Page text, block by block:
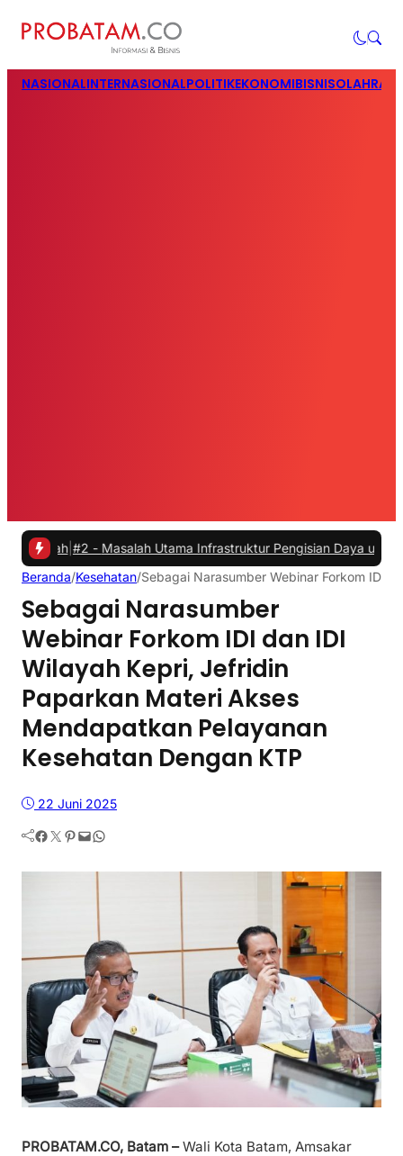
NASIONALINTERNASIONALPOLITIKEKONOMIBISNIS
#2 -Masalah Utama Infrastruktur Pengisian Daya untuk Mobil
Beranda/Kesehatan/Sebagai Narasumber Webinar Forkom IDI
Sebagai Narasumber
Webinar Forkom IDI dan IDI
Wilayah Kepri, Jefridin
Paparkan Materi Akses
Mendapatkan Pelayanan
Kesehatan Dengan KTP
22 Juni 2025
Facebook Twitter Pinterest Mail WhatsApp
PROBATAM.CO, Batam –Wali Kota Batam, Amsakar